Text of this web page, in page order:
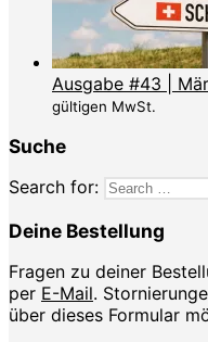
Ausgabe #43 |
gültigen MwSt.
Suche
Search for:
Deine Bestellung
Fragen zu deiner
per E-Mail.
über dieses Formular